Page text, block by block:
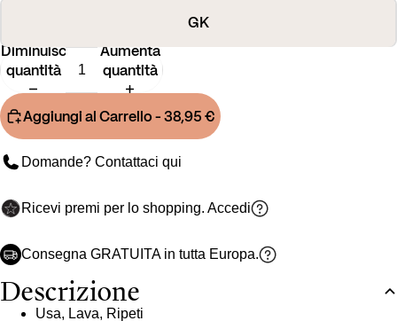
GK
Diminuisci
quantità
Aumenta
quantità
Aggiungi al Carrello- 38,95 €
Domande? Contattaci qui
Ricevi premi per lo shopping. Accedi
Consegna GRATUITA in tutta Europa.
Descrizione
Usa, Lava, Ripeti